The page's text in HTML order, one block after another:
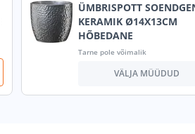
ÜMBRISPOTT
KERAMIK Ø14X13CM
HÕBEDANE
Tarne pole võimalik
VÄLJA MÜÜDUD